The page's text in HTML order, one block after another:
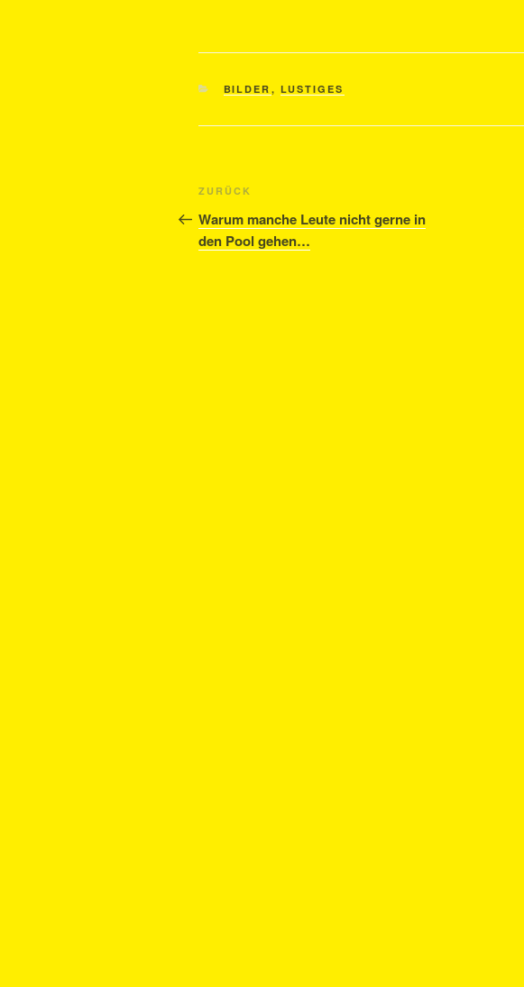
KATEGORIEN
BILDER , LUSTIGES
Beitragsnavigation
Vorheriger
Beitrag
ZURÜCK
Warum manche Leute nicht gerne in
den Pool gehen…